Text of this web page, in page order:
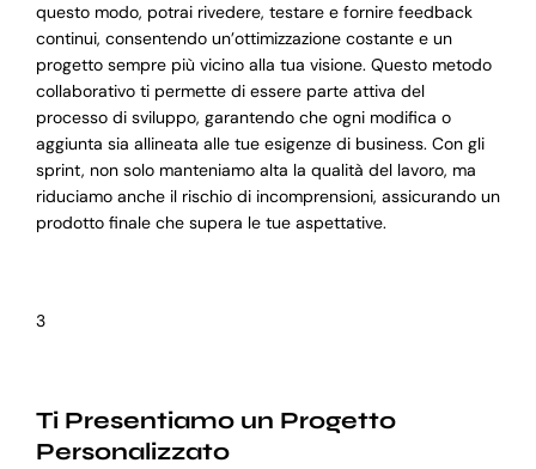
questo modo, potrai rivedere, testare e fornire feedback
continui, consentendo un’ottimizzazione costante e un
progetto sempre più vicino alla tua visione. Questo metodo
collaborativo ti permette di essere parte attiva del
processo di sviluppo, garantendo che ogni modifica o
aggiunta sia allineata alle tue esigenze di business. Con gli
sprint, non solo manteniamo alta la qualità del lavoro, ma
riduciamo anche il rischio di incomprensioni, assicurando un
prodotto finale che supera le tue aspettative.
3
Ti Presentiamo un Progetto
Personalizzato